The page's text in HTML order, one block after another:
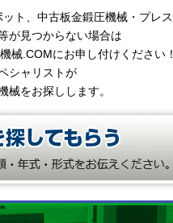
ト、中古板金鍛圧機械・プレス
が見つからない場合は
械.COMにお申し付けください！
シャリストが
械をお探しします。